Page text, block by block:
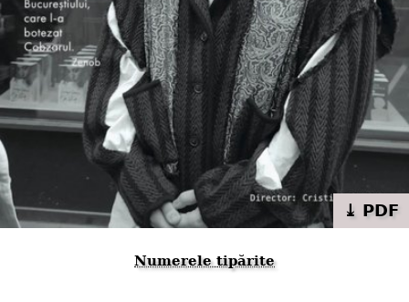
⤓ PDF
Numerele tipărite